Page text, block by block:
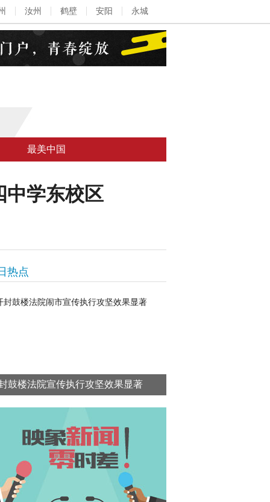
汝州 鹤壁 安阳 永城
最美中国
中学东校区
热点
鼓楼法院宣传执行攻坚效果显著